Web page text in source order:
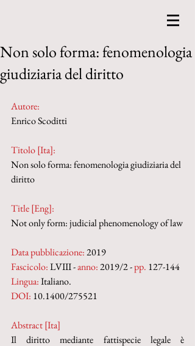
Non solo forma: fenomenologia
giudiziaria del diritto
Autore:
Enrico Scoditti
Titolo [Ita]:
Non solo forma: fenomenologia giudiziaria del
diritto
Title [Eng]:
Not only form: judicial phenomenology of law
Data pubblicazione: 2019
Fascicolo: LVIII - anno: 2019/2 - pp. 127-144
Lingua: Italiano.
DOI: 10.1400/275521
Abstract [Ita]
Il diritto mediante fattispecie legale è